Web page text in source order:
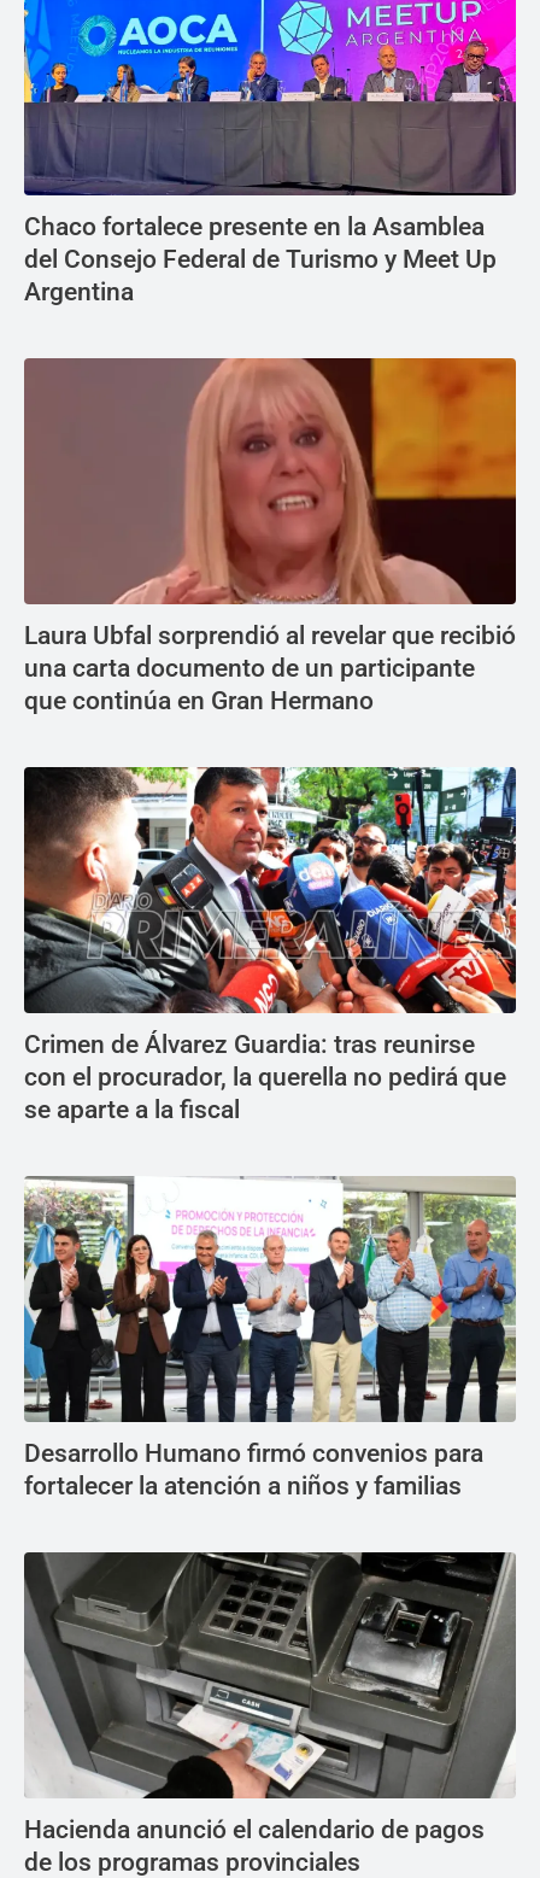
Chaco fortalece presente en la Asamblea
del Consejo Federal de Turismo y Meet Up
Argentina
Laura Ubfal sorprendió al revelar que recibió
una carta documento de un participante
que continúa en Gran Hermano
Crimen de Álvarez Guardia: tras reunirse
con el procurador, la querella no pedirá que
se aparte a la fiscal
Desarrollo Humano firmó convenios para
fortalecer la atención a niños y familias
Hacienda anunció el calendario de pagos
de los programas provinciales